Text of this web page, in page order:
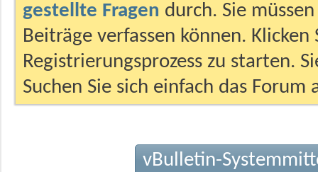
gestellte Fragen durch. Sie
Beiträge verfassen können.
Registrierungsprozess zu starten.
Suchen Sie sich einfach das
vBulletin-